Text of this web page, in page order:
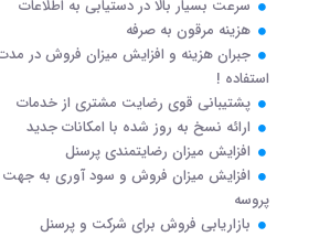
سرعت بسیار بالا در دستیابی به اطلاعات
هزینه مرقون به صرفه
جبران هزینه و افزایش میزان فروش در
استفاده !
پشتیبانی قوی رضایت مشتری از خدمات
ارائه نسخ به روز شده با امکانات جدید
افزایش میزان رضایتمندی پرسنل
افزایش میزان فروش و سود آوری به جهت
پروسه
بازاریابی فروش برای شرکت و پرسنل